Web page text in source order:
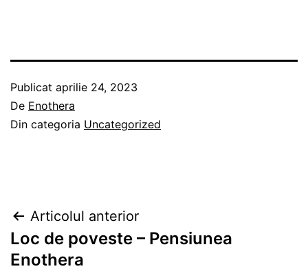
Publicat aprilie 24, 2023
De Enothera
Din categoria Uncategorized
Navigare
în
Articolul anterior
Loc de poveste – Pensiunea
Enothera